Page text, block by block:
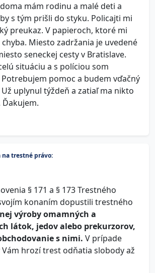
mám rodinu a malé deti a
s tým prišli do styku. Policajti mi
preukaz. V papieroch, ktoré mi
Miesto zadržania je uvedené
seneckej cesty v Bratislave.
situáciu a s políciou som
pomoc a budem vďačný
uplynul týždeň a zatiaľ ma nikto
trestné právo:
§ 171 a § 173 Trestného
konaním dopustili trestného
výroby omamných a
látok, jedov alebo prekurzorov,
s nimi. V prípade
hrozí trest odňatia slobody až